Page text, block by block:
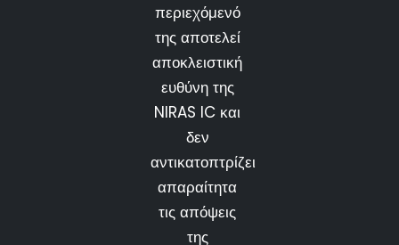
περιεχόμενό
της αποτελεί
αποκλειστική
ευθύνη της
NIRAS IC και
δεν
αντικατοπτρίζει
απαραίτητα
τις απόψεις
της